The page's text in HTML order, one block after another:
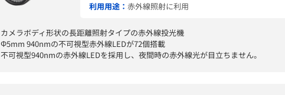
利用用途： 赤外線照射に利用
カメラボディ形状の長距離照射タイプの赤外線投光機
Φ5mm 940nmの不可視型赤外線LEDが72個搭載
不可視型940nmの赤外線LEDを採用し、夜間時の赤外線光が目立ちません。